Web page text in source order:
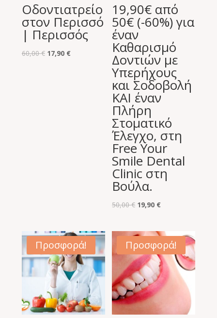
Οδοντιατρείο
στον Περισσό
| Περισσός
60,00€ Original
17,90 €Η
19,90€ από
50€ (-60%) για
έναν
Καθαρισμό
Δοντιών με
Υπερήχους
και Σοδοβολή
ΚΑΙ έναν
Πλήρη
Στοματικό
Έλεγχο, στη
Free Your
Smile Dental
Clinic στη
Βούλα.
50,00€ Original
was:
50,00 €.
19,90 €
τιμή
είναι:
19,90 €.
Προσφορά! Προσφορά!